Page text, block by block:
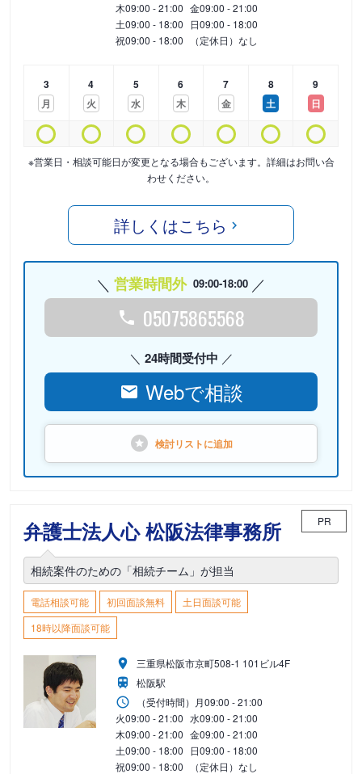
木09:00 - 21:00 金09:00 - 21:00
土09:00 - 18:00 日09:00 - 18:00
祝09:00 - 18:00 （定休日）なし
3
月
4
火
5
水
6
木
7
金
8
土
9
日
※営業日・相談可能日が変更となる場合もございます。詳細はお問い合
わせください。
詳しくはこちら
営業時間外 09:00-18:00
05075865568
24時間受付中
Webで相談
検討リストに追加
弁護士法人心 松阪法律事務所 PR
相続案件のための「相続チーム」が担当
電話相談可能 初回面談無料
土日面談可能
18時以降面談可能
三重県松阪市京町508-1 101ビル4F
松阪駅
（受付時間） 月09:00 - 21:00
火09:00 - 21:00 水09:00 - 21:00
木09:00 - 21:00 金09:00 - 21:00
土09:00 - 18:00 日09:00 - 18:00
祝09:00 - 18:00 （定休日）なし